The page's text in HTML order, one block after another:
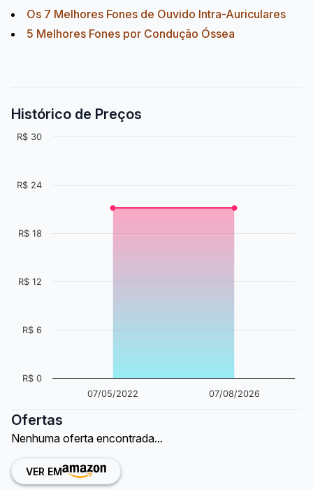
Os 7 Melhores Fones de Ouvido Intra-Auriculares
5 Melhores Fones por Condução Óssea
Histórico de Preços
07/05/2022 07/08/2026
R$ 0
R$ 6
R$ 12
R$ 18
R$ 24
R$ 30
Ofertas
Nenhuma oferta encontrada...
VER EM